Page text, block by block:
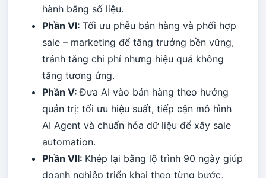
hành bằng số liệu.
Phần VI: Tối ưu phễu bán hàng và phối hợp
sale – marketing để tăng trưởng bền vững,
tránh tăng chi phí nhưng hiệu quả không
tăng tương ứng.
Phần V:Đưa AI vào bán hàng theo hướng
quản trị: tối ưu hiệu suất, tiếp cận mô hình
AI Agent và chuẩn hóa dữ liệu để xây sale
automation.
Phần VII: Khép lại bằng lộ trình 90 ngày giúp
doanh nghiệp triển khai theo từng bước,